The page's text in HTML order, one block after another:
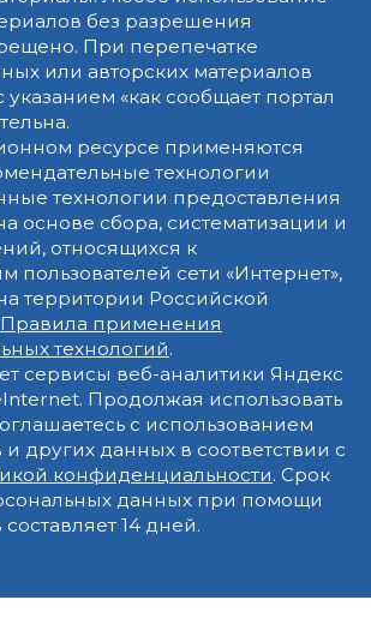
без разрешения
При перепечатке
или авторских материалов
«как сообщает портал
ресурсе применяются
технологии
технологии предоставления
основе сбора, систематизации и
относящихся к
пользователей сети «Интернет»,
территории Российской
Правила применения
технологий.
сервисы веб-аналитики Яндекс
Продолжая использовать
с использованием
других данных в соответствии с
конфиденциальности. Срок
данных при помощи
14 дней.